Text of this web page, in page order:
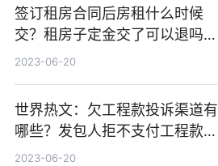
签订租房合同后房租什么时候
交？租房子定金交了可以退吗？_
世界报资讯
2023-06-20
世界热文：欠工程款投诉渠道有
哪些？发包人拒不支付工程款如
何催要工程款？
2023-06-20